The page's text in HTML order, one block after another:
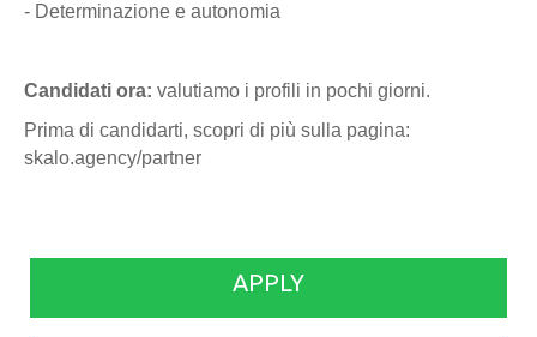
- Determinazione e autonomia
Candidati ora: valutiamo i profili in pochi giorni.
Prima di candidarti, scopri di più sulla pagina:
skalo.agency/partner
APPLY